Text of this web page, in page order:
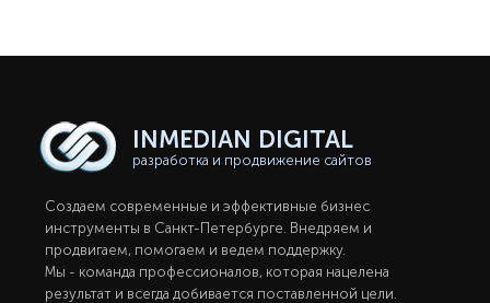
INMEDIAN DIGITAL
разработка и продвижение сайтов
Создаем современные и эффективные бизнес
инструменты в Санкт-Петербургe. Внедряем и
продвигаем, помогаем и ведем поддержку.
Мы - команда профессионалов, которая нацелена
результат и всегда добивается поставленной цели.